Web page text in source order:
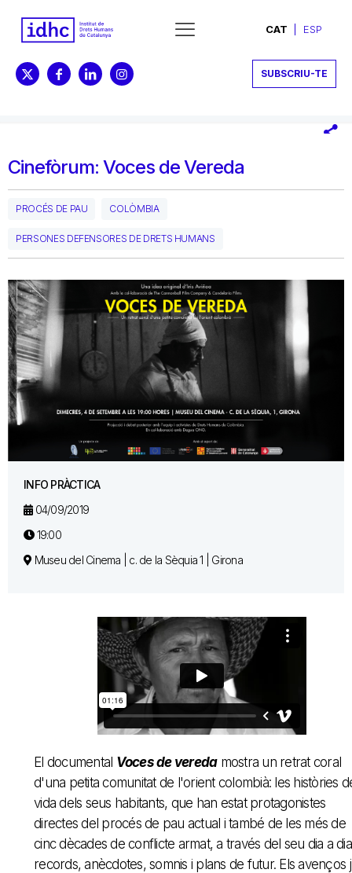
CAT ESP
SUBSCRIU-TE
Cinefòrum: Voces de Vereda
PROCÉS DE PAU COLÒMBIA
PERSONES DEFENSORES DE DRETS HUMANS
INFO PRÀCTICA
04/09/2019
19:00
Museu del Cinema | c. de la Sèquia 1 | Girona
El documental Voces de veredamostra un retrat coral
d'una petita comunitat de l'orient colombià: les històries
vida dels seus habitants, que han estat protagonistes
directes del procés de pau actual i també de les més de
cinc dècades de conflicte armat, a través del seu dia a
records, anècdotes, somnis i plans de futur. Els avenços